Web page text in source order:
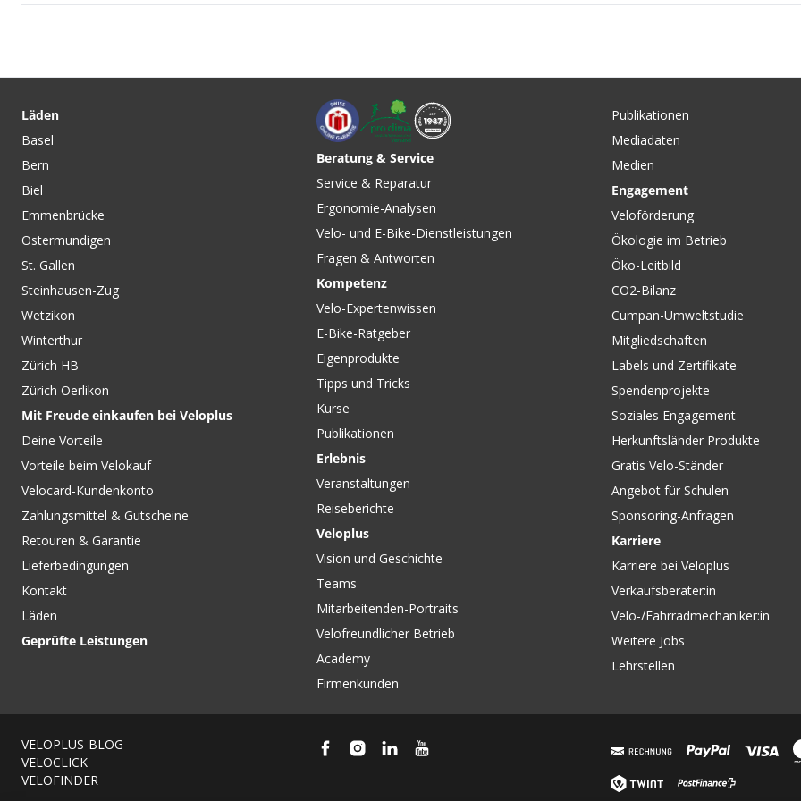
Reifenheber von VELOPLUS
SWISS DESIGN
von VELOPLUS
Aromen von CLIF BAR
CHF 219.00
FR TRAIL BLACKLINE
Protektorenrucksack black
von EVOC
CHF 119.00 CHF 139.00
SYNCRO 20 (2026) raven
black von OSPREY
SYNCRO 12 Bikerucksack
Grey von OSPREY
Läden
Basel
Bern
Biel
Emmenbrücke
Ostermundigen
St. Gallen
Steinhausen-Zug
Wetzikon
Winterthur
Zürich HB
Zürich Oerlikon
Mit Freude einkaufen bei Veloplus
Deine Vorteile
Vorteile beim Velokauf
Velocard-Kundenkonto
Zahlungsmittel & Gutscheine
Retouren & Garantie
Lieferbedingungen
Kontakt
Läden
Geprüfte Leistungen
Beratung & Service
Service & Reparatur
Ergonomie-Analysen
Velo- und E-Bike-Dienstleistungen
Fragen & Antworten
Kompetenz
Velo-Expertenwissen
E-Bike-Ratgeber
Eigenprodukte
Tipps und Tricks
Kurse
Publikationen
Erlebnis
Veranstaltungen
Reiseberichte
Veloplus
Vision und Geschichte
Teams
Mitarbeitenden-Portraits
Velofreundlicher Betrieb
Academy
Firmenkunden
Publikationen
Mediadaten
Medien
Engagement
Veloförderung
Ökologie im Betrieb
Öko-Leitbild
CO2-Bilanz
Cumpan-Umweltstudie
Mitgliedschaften
Labels und Zertifikate
Spendenprojekte
Soziales Engagement
Herkunftsländer Produkte
Gratis Velo-Ständer
Angebot für Schulen
Sponsoring-Anfragen
Karriere
Karriere bei Veloplus
Verkaufsberater:in
Velo-/Fahrradmechaniker:in
Weitere Jobs
Lehrstellen
VELOPLUS-BLOG
VELOCLICK
VELOFINDER